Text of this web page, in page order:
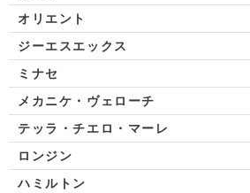
オリエント
ジーエスエックス
ミナセ
メカニケ・ヴェローチ
テッラ・チエロ・マーレ
ロンジン
ハミルトン